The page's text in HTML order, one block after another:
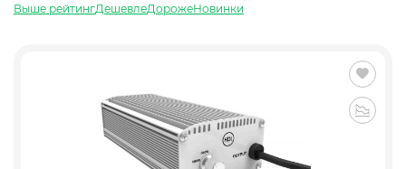
Выше рейтингДешевлеДорожеНовинки